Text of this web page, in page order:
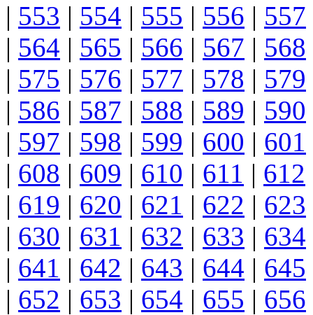
| 553 | 554 | 555 | 556 | 557
| 564 | 565 | 566 | 567 | 568
| 575 | 576 | 577 | 578 | 579
| 586 | 587 | 588 | 589 | 590
| 597 | 598 | 599 | 600 | 601
| 608 | 609 | 610 | 611 | 612
| 619 | 620 | 621 | 622 | 623
| 630 | 631 | 632 | 633 | 634
| 641 | 642 | 643 | 644 | 645
| 652 | 653 | 654 | 655 | 656